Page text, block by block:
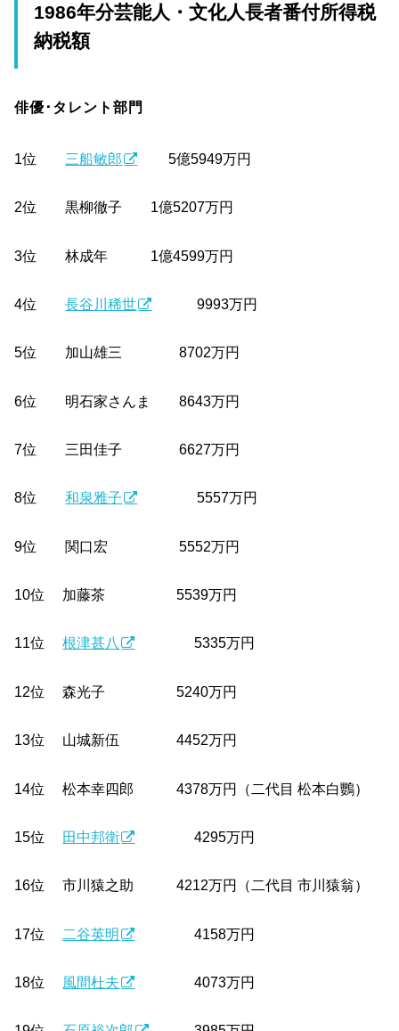
1986年分芸能人・文化人長者番付所得税
納税額
俳優･タレント部門
1位 三船敏郎 5億5949万円
2位 黒柳徹子 1億5207万円
3位 林成年 1億4599万円
4位長谷川稀世 9993万円
5位 加山雄三 8702万円
6位 明石家さんま 8643万円
7位 三田佳子 6627万円
8位和泉雅子 5557万円
9位 関口宏 5552万円
10位 加藤茶 5539万円
11位根津甚八 5335万円
12位 森光子 5240万円
13位 山城新伍 4452万円
14位 松本幸四郎 4378万円（二代目 松本白鸚）
15位 田中邦衛 4295万円
16位 市川猿之助 4212万円（二代目 市川猿翁）
17位 二谷英明 4158万円
18位 風間杜夫 4073万円